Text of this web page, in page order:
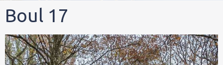
Boul 17